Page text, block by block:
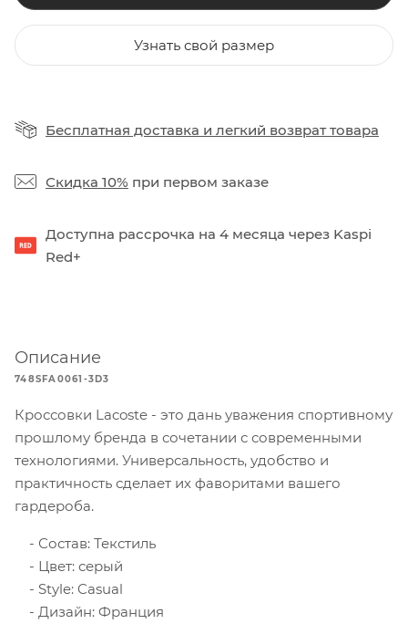
Узнать свой размер
Бесплатная доставка и легкий возврат товара
Скидка 10% при первом заказе
Доступна рассрочка на 4 месяца через Kaspi
Red+
Описание
748SFA0061-3D3
Кроссовки Lacoste - это дань уважения спортивному
прошлому бренда в сочетании с современными
технологиями. Универсальность, удобство и
практичность сделает их фаворитами вашего
гардероба.
Состав: Текстиль
Цвет: серый
Style: Casual
Дизайн: Франция